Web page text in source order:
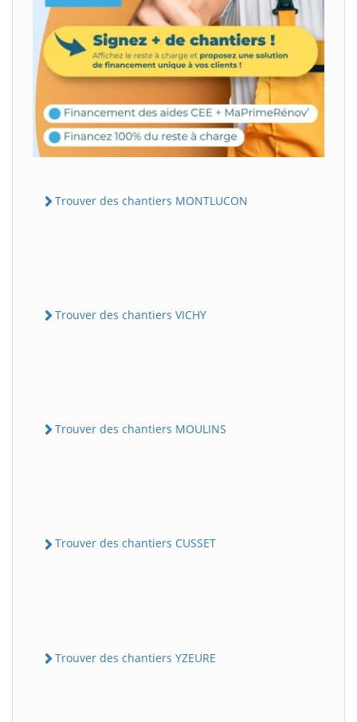
Trouver des chantiers MONTLUCON
Trouver des chantiers VICHY
Trouver des chantiers MOULINS
Trouver des chantiers CUSSET
Trouver des chantiers YZEURE